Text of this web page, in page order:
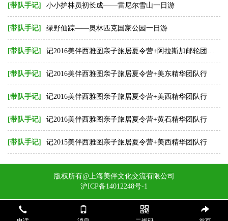
[带队手记] 小小护林员初长成——雷尼尔雪山一日游
[带队手记] 绿野仙踪——奥林匹克国家公园一日游
[带队手记] 记2016美伴西雅图亲子旅居夏令营+阿拉斯加邮轮团队行
[带队手记] 记2016美伴西雅图亲子旅居夏令营+美东精华团队行
[带队手记] 记2016美伴西雅图亲子旅居夏令营+美西精华团队行
[带队手记] 记2016美伴西雅图亲子旅居夏令营+黄石精华团队行
[带队手记] 记2015美伴西雅图亲子旅居夏令营+美西精华团队行
版权所有@上海美伴文化交流有限公司
沪ICP备14012248号-1